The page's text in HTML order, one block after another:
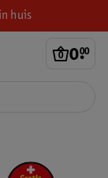
huis
0.
00